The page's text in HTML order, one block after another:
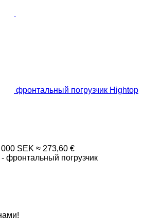
фронтальный погрузчик Hightop
SEK ≈ 273,60 €
фронтальный погрузчик